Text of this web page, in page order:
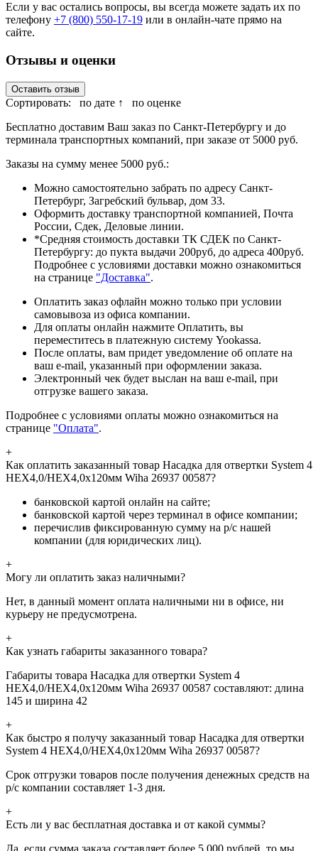
Если у вас остались вопросы, вы всегда можете задать их по
телефону +7 (800) 550-17-19 или в онлайн-чате прямо на
сайте.
Отзывы и оценки
Оставить отзыв
Сортировать: по дате ↑
по оценке
Бесплатно доставим Ваш заказ по Санкт-Петербургу и до
терминала транспортных компаний, при заказе от 5000 руб.
Заказы на сумму менее 5000 руб.:
Можно самостоятельно забрать по адресу Санкт-
Петербург, Загребский бульвар, дом 33.
Оформить доставку транспортной компанией, Почта
России, Сдек, Деловые линии.
*Средняя стоимость доставки ТК СДЕК по Санкт-
Петербургу: до пукта выдачи 200руб, до адреса 400руб.
Подробнее с условиями доставки можно ознакомиться
на странице "Доставка".
Оплатить заказ офлайн можно только при условии
самовывоза из офиса компании.
Для оплаты онлайн нажмите Оплатить, вы
переместитесь в платежную систему Yookassa.
После оплаты, вам придет уведомление об оплате на
ваш e-mail, указанный при оформлении заказа.
Электронный чек будет выслан на ваш e-mail, при
отгрузке вашего заказа.
Подробнее с условиями оплаты можно ознакомиться на
странице "Оплата".
+
Как оплатить заказанный товар Насадка для отвертки System 4
HEX4,0/HEX4,0x120мм Wiha 26937 00587?
банковской картой онлайн на сайте;
банковской картой через терминал в офисе компании;
перечислив фиксированную сумму на р/с нашей
компании (для юридических лиц).
+
Могу ли оплатить заказ наличными?
Нет, в данный момент оплата наличными ни в офисе, ни
курьеру не предусмотрена.
+
Как узнать габариты заказанного товара?
Габариты товара Насадка для отвертки System 4
HEX4,0/HEX4,0x120мм Wiha 26937 00587 составляют: длина
145 и ширина 42
+
Как быстро я получу заказанный товар Насадка для отвертки
System 4 HEX4,0/HEX4,0x120мм Wiha 26937 00587?
Срок отгрузки товаров после получения денежных средств на
р/с компании составляет 1-3 дня.
+
Есть ли у вас бесплатная доставка и от какой суммы?
Да, если сумма заказа составляет более 5 000 рублей, то мы